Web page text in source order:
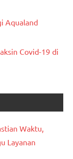
Aqualand
Covid-19 di
Waktu,
Layanan